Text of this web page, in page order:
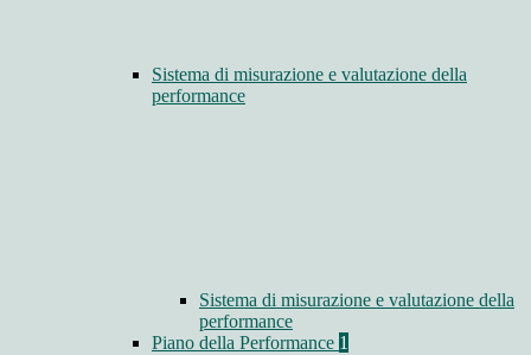
Sistema di misurazione e valutazione della
performance
Sistema di misurazione e valutazione della
performance
Piano della Performance 1